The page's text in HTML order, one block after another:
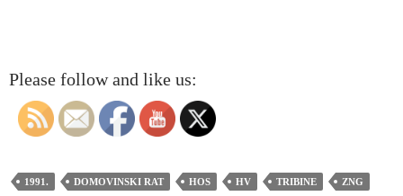
Please follow and like us:
1991. DOMOVINSKI RAT HOS HV TRIBINE ZNG